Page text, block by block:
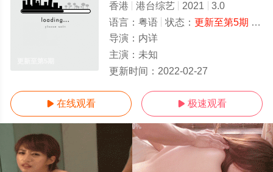
香港 港台综艺 2021
3.0
语言： 粤语 状态： 更新至第5期
导演： 内详
主演： 未知
更新时间： 2022-02-27
 在线观看  极速观看